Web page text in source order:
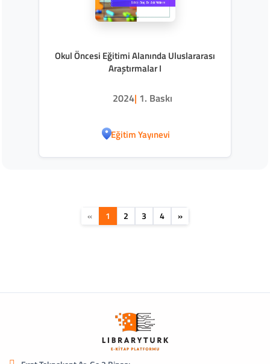
Okul Öncesi Eğitimi Alanında Uluslararası
Araştırmalar I
2024| 1. Baskı
Eğitim Yayınevi
« 1 2 3 4 »